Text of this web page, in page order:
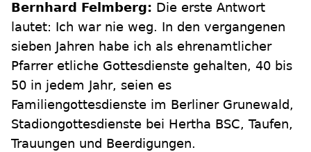
Bernhard Felmberg: Die erste Antwort
lautet: Ich war nie weg. In den vergangenen
sieben Jahren habe ich als ehrenamtlicher
Pfarrer etliche Gottesdienste gehalten, 40 bis
50 in jedem Jahr, seien es
Familiengottesdienste im Berliner Grunewald,
Stadiongottesdienste bei Hertha BSC, Taufen,
Trauungen und Beerdigungen.